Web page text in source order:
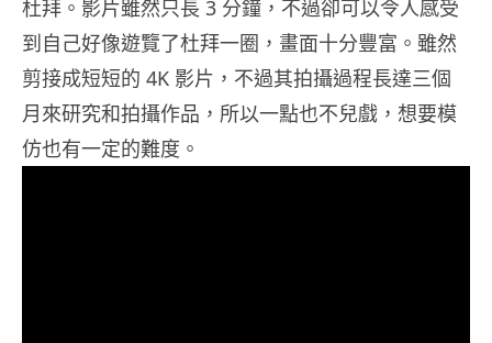
杜拜。影片雖然只長 3 分鐘，不過卻可以令人感受
到自己好像遊覽了杜拜一圈，畫面十分豐富。雖然
剪接成短短的 4K 影片，不過其拍攝過程長達三個
月來研究和拍攝作品，所以一點也不兒戲，想要模
仿也有一定的難度。